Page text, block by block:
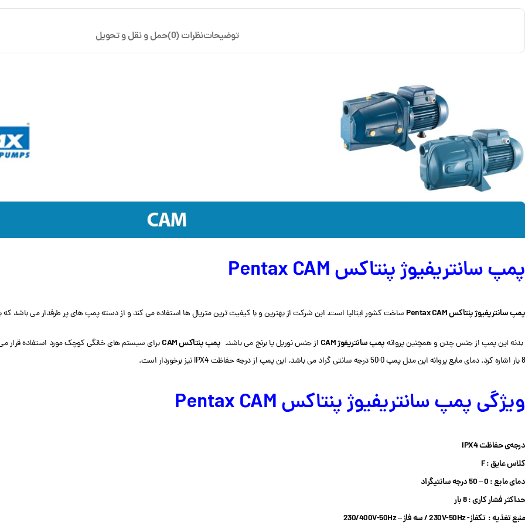
توضیحاتنظرات (0) حمل و نقل و تحویل
پمپ سانتریفیوژ پنتاکس Pentax CAM
پمپ سانتریفیوژ پنتاکس Pentax CAM ساخت کشور ایتالیا است. این شرکت از بهترین و با کیفیت ترین متریال ها استفاده می کند و از دسته پمپ های پر طرفدار می باشد که به 120 کشور در جهان صادر می
بدنه این پمپ از جنس چدن و همچنین پروانهپمپ سانتریفوژ CAM از جنس نوریل یا برنج می باشد. پمپ پنتاکس CAM
برای سیستم های خانگی کوچک مورد استفاده قرار
8 بار اشاره کرد. دمای مایع پروانه این مدل پمپ 0-50 درجه سانتی گراد می باشد. این پمپ از درجه حفاظت IPX4 نیز برخوردار است.
ویژگی پمپ سانتریفیوژ پنتاکس Pentax CAM
درجه‌ی حفاظت IPX4
کلاس عایق :F
دمای مایع :0 – 50 درجه سانتیگراد
حداکثر فشار کاری :8 بار
منبع تغذیه : تکفاز- 230V-50Hz / سه فاز –
230/400V-50Hz